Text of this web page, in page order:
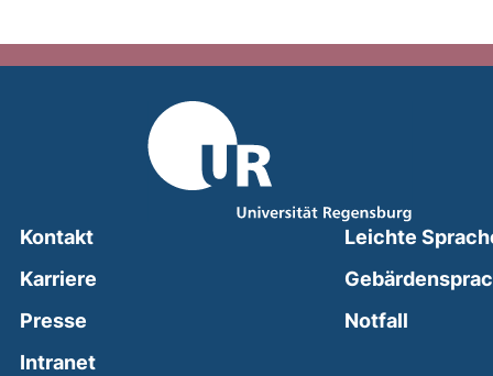
Kontakt
Karriere
Presse
Intranet(external link, opens in a new window)
Leichte
Notfall